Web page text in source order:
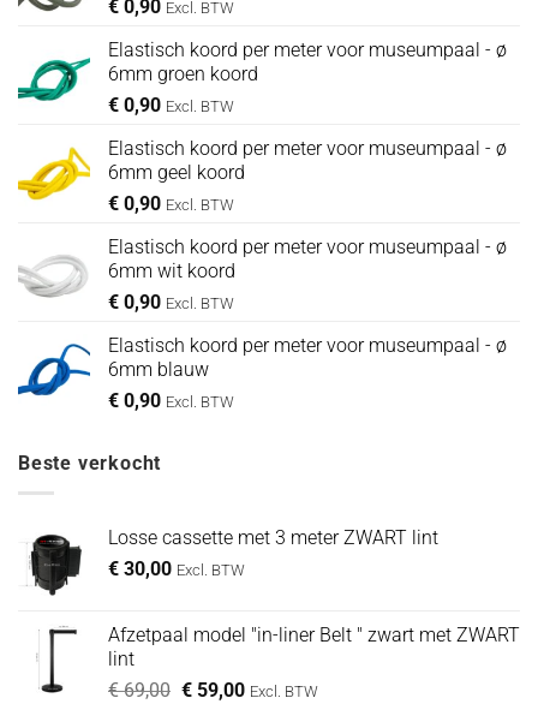
€ 0,90 Excl. BTW
Elastisch koord per meter voor museumpaal - ø
6mm groen koord
€ 0,90 Excl. BTW
Elastisch koord per meter voor museumpaal - ø
6mm geel koord
€ 0,90 Excl. BTW
Elastisch koord per meter voor museumpaal - ø
6mm wit koord
€ 0,90 Excl. BTW
Elastisch koord per meter voor museumpaal - ø
6mm blauw
€ 0,90 Excl. BTW
Beste verkocht
Losse cassette met 3 meter ZWART lint
€ 30,00 Excl. BTW
Afzetpaal model "in-liner Belt " zwart met ZWART
lint
€69,00 Oorspronkelijke
€59,00Huidige
Excl. BTW